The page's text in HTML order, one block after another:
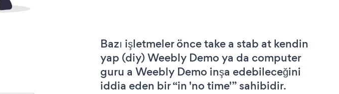
Bazı işletmeler önce take a stab at kendin
yap (diy) Weebly Demo ya da computer
guru a Weebly Demo inşa edebileceğini
iddia eden bir “in 'no time'” sahibidir.